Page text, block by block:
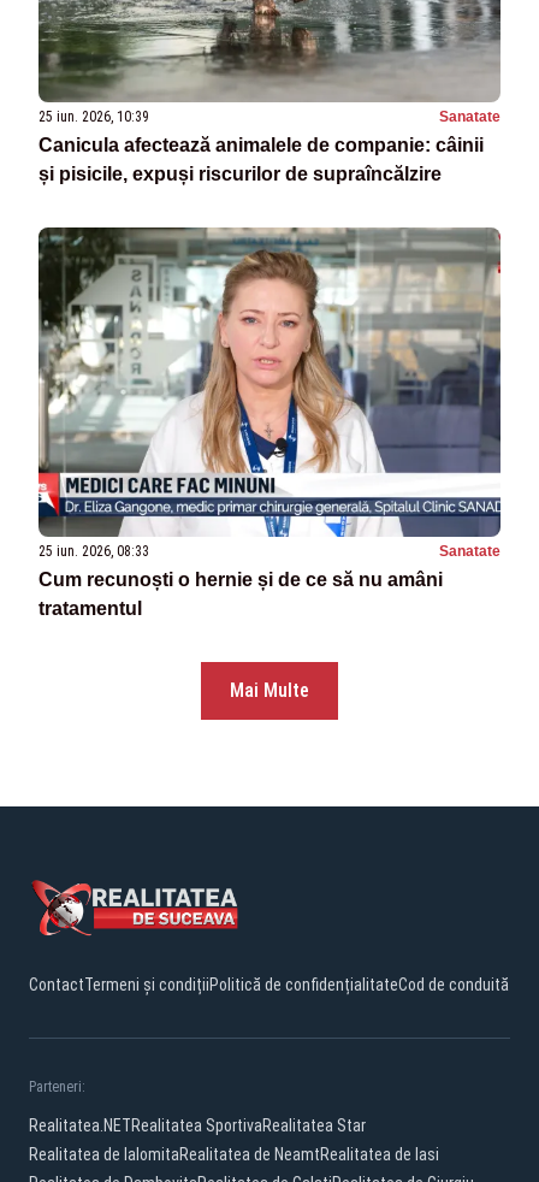
25 iun. 2026, 10:39 Sanatate
Canicula afectează animalele de companie: câinii
și pisicile, expuși riscurilor de supraîncălzire
25 iun. 2026, 08:33 Sanatate
Cum recunoști o hernie și de ce să nu amâni
tratamentul
Mai Multe
ContactTermeni și condițiiPolitică de confidențialitateCod de conduită
Parteneri:
Realitatea.NETRealitatea SportivaRealitatea Star
Realitatea de IalomitaRealitatea de NeamtRealitatea de Iasi